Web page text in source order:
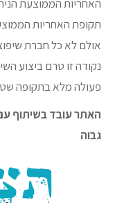
האחריות הממוצעת
תקופת האחריות
אולם לא כל חברת
נקודה זו טרם ביצוע
פעולה מלא בתקופה
האתר עובד בשיתוף
גבוה